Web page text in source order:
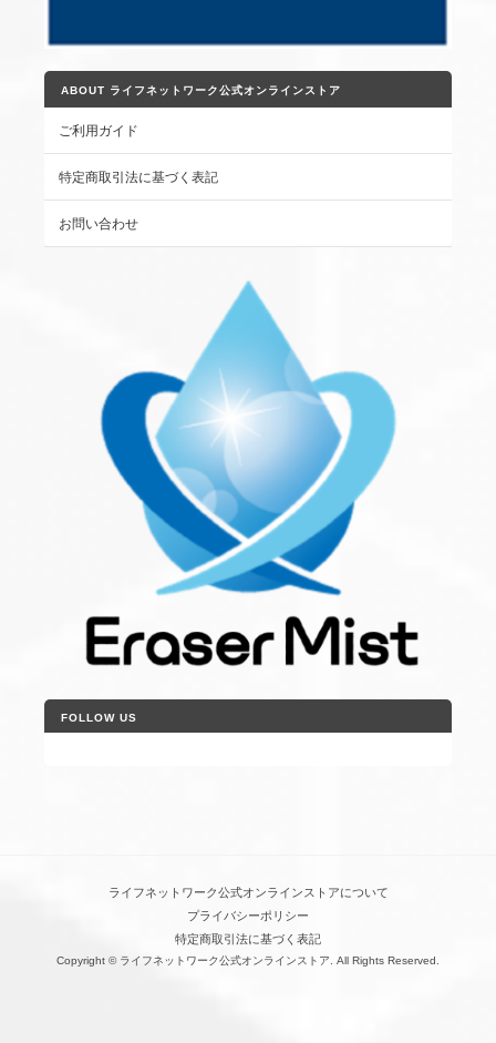
ABOUT ライフネットワーク公式オンラインストア
ご利用ガイド
特定商取引法に基づく表記
お問い合わせ
FOLLOW US
ライフネットワーク公式オンラインストアについて
プライバシーポリシー
特定商取引法に基づく表記
Copyright © ライフネットワーク公式オンラインストア. All Rights Reserved.